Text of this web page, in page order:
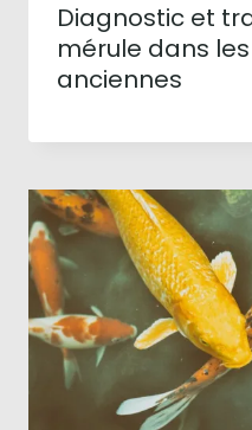
Diagnostic et
mérule dans
anciennes